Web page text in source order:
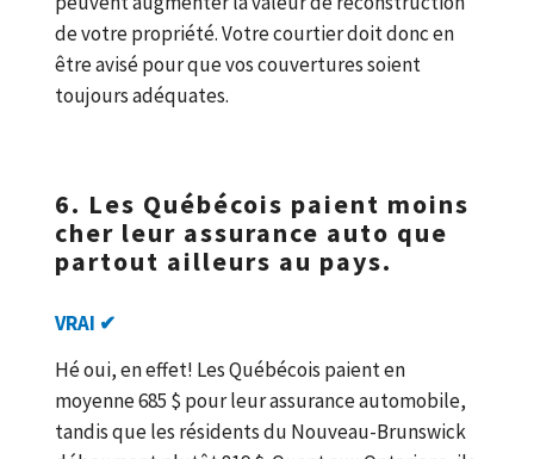
de votre propriété. Votre courtier doit donc en
être avisé pour que vos couvertures soient
toujours adéquates.
6. Les Québécois paient moins
cher leur assurance auto que
partout ailleurs au pays.
VRAI ✔
Hé oui, en effet! Les Québécois paient en
moyenne 685 $ pour leur assurance automobile,
tandis que les résidents du Nouveau-Brunswick